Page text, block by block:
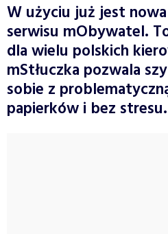
W użyciu już jest
serwisu mObywatel.
dla wielu polskich
mStłuczka pozwala
sobie z
papierków i bez